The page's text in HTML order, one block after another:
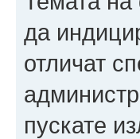
да
отличат
пускате